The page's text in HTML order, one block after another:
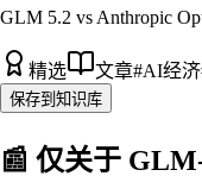
GLM 5.2 vs Anthropic
精选 文章#AI经济
保存到知识库
📰 仅关于